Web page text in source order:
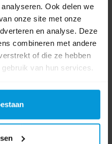
Ook delen we
onze site met onze
en analyse. Deze
combineren met andere
of die ze hebben
van hun services.